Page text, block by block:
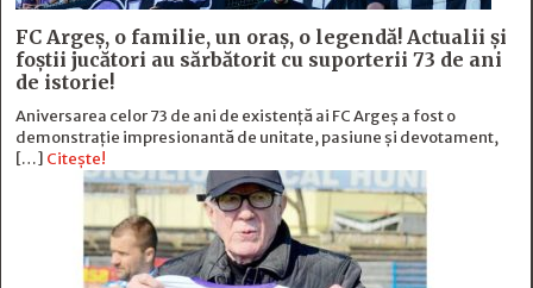
FC Argeş, o familie, un oraș, o legendă! Actualii şi
foştii jucători au sărbătorit cu suporterii 73 de ani
de istorie!
Aniversarea celor 73 de ani de existență ai FC Argeș a fost o
demonstrație impresionantă de unitate, pasiune și devotament,
[…] Citește!